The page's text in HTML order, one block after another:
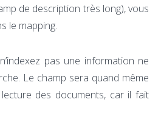
de description très long), vous
le mapping.
pas une information ne
Le champ sera quand même
des documents, car il fait